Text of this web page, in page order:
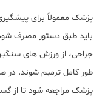
پزشک معمولاً برای
باید طبق دستور مصرف
جراحی، از ورزش‌ های
طور کامل ترمیم شوند. در
پزشک مراجعه شود تا از